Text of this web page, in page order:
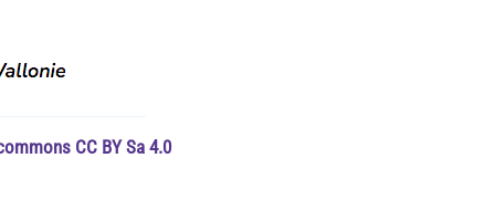
CC BY Sa 4.0